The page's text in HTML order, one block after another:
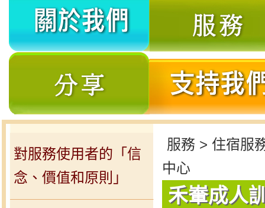
我
分
對服務使用者的「信
念、價值和原則」
服務 > 住宿服
中心
禾輋成人